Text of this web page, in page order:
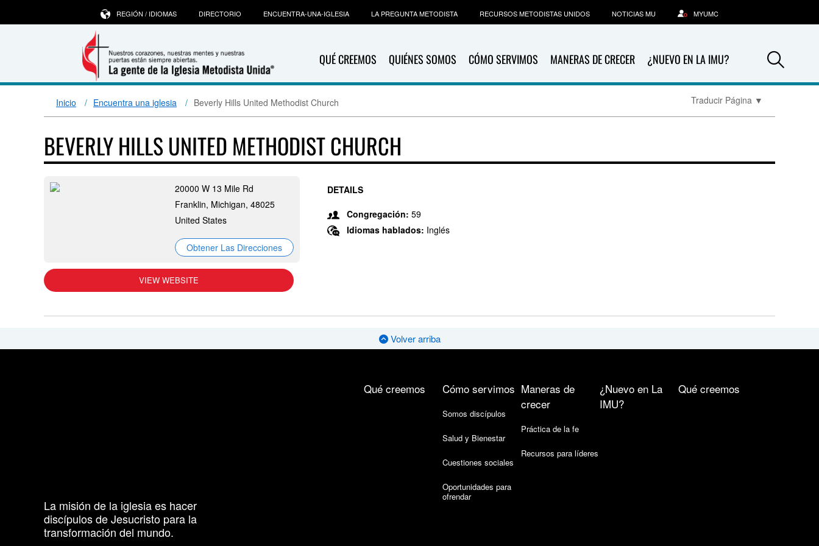
QUÉ CREEMOS QUIÉNES SOMOS CÓMO SERVIMOS MANERAS DE CRECER ¿NUEVO EN LA IMU?
REGIÓN / IDIOMAS DIRECTORIO ENCUENTRA-UNA-IGLESIA LA PREGUNTA METODISTA RECURSOS METODISTAS UNIDOS NOTICIAS MU MYUMC
Inicio Encuentra una iglesia Beverly Hills United Methodist Church Traducir Página ▼
BEVERLY HILLS UNITED METHODIST CHURCH
20000 W 13 Mile Rd
Franklin, Michigan, 48025
United States
Obtener Las Direcciones
VIEW WEBSITE
DETAILS
Congregación: 59
Idiomas hablados: Inglés
Volver arriba
La misión de la iglesia es hacer
discípulos de Jesucristo para la
transformación del mundo.
Qué creemos Cómo servimos
Somos discípulos
Salud y Bienestar
Cuestiones sociales
Oportunidades para
ofrendar
Maneras de
crecer
Práctica de la fe
Recursos para líderes
¿Nuevo en La
IMU?
Qué creemos